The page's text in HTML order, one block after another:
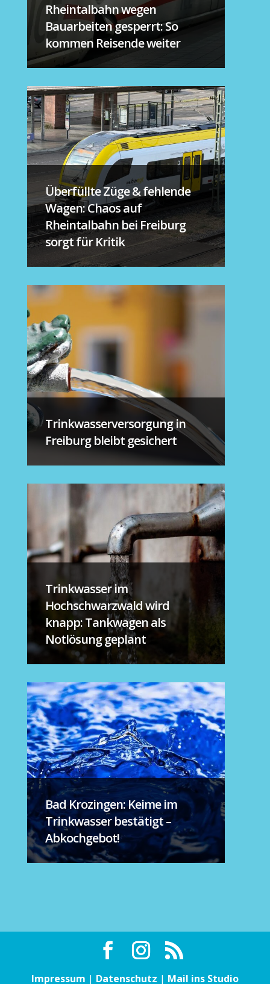
Rheintalbahn wegen
Bauarbeiten gesperrt: So
kommen Reisende weiter
Überfüllte Züge & fehlende
Wagen: Chaos auf
Rheintalbahn bei Freiburg
sorgt für Kritik
Trinkwasserversorgung in
Freiburg bleibt gesichert
Trinkwasser im
Hochschwarzwald wird
knapp: Tankwagen als
Notlösung geplant
Bad Krozingen: Keime im
Trinkwasser bestätigt –
Abkochgebot!
Impressum | Datenschutz | Mail ins Studio